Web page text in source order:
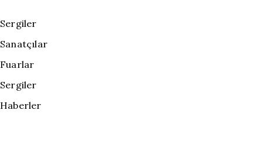
Sergiler
Sanatçılar
Fuarlar
Sergiler
Haberler